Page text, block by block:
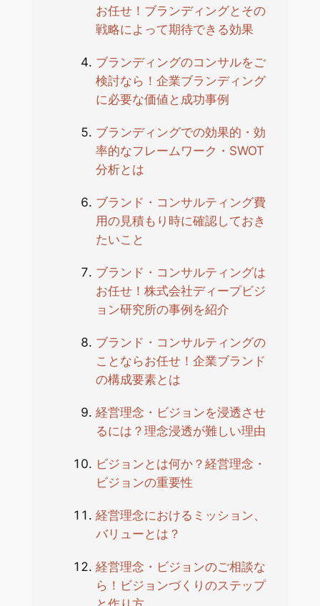
お任せ！ブランディングとその
戦略によって期待できる効果
ブランディングのコンサルをご
検討なら！企業ブランディング
に必要な価値と成功事例
ブランディングでの効果的・効
率的なフレームワーク・SWOT
分析とは
ブランド・コンサルティング費
用の見積もり時に確認しておき
たいこと
ブランド・コンサルティングは
お任せ！株式会社ディープビジ
ョン研究所の事例を紹介
ブランド・コンサルティングの
ことならお任せ！企業ブランド
の構成要素とは
経営理念・ビジョンを浸透させ
るには？理念浸透が難しい理由
ビジョンとは何か？経営理念・
ビジョンの重要性
経営理念におけるミッション、
バリューとは？
経営理念・ビジョンのご相談な
ら！ビジョンづくりのステップ